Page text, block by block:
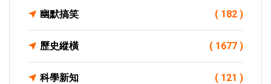
幽默搞笑 ( 182 )
歷史縱橫 ( 1677 )
科學新知 ( 121 )